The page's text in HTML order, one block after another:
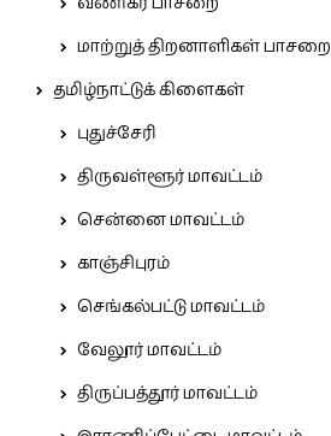
மாற்றுத் திறனாளிகள் பாசறை
தமிழ்நாட்டுக் கிளைகள்
புதுச்சேரி
திருவள்ளூர் மாவட்டம்
சென்னை மாவட்டம்
காஞ்சிபுரம்
செங்கல்பட்டு மாவட்டம்
வேலூர் மாவட்டம்
திருப்பத்தூர் மாவட்டம்